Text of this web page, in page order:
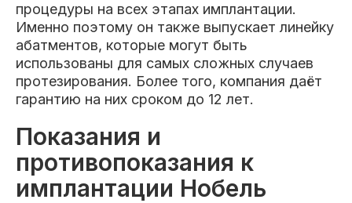
процедуры на всех этапах имплантации.
Именно поэтому он также выпускает линейку
абатментов, которые могут быть
использованы для самых сложных случаев
протезирования. Более того, компания даёт
гарантию на них сроком до 12 лет.
Показания и
противопоказания к
имплантации Нобель